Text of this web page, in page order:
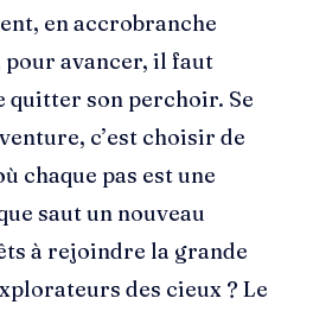
en accrobranche
pour avancer, il faut
quitter son perchoir. Se
c’est choisir de
chaque pas est une
saut un nouveau
à rejoindre la grande
des cieux ? Le